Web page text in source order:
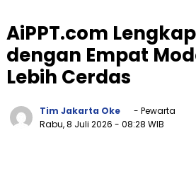
AiPPT.com
dengan Empat
Lebih Cerdas
Tim Jakarta Oke
- Pewarta
Rabu, 8 Juli 2026 - 08:28 WIB